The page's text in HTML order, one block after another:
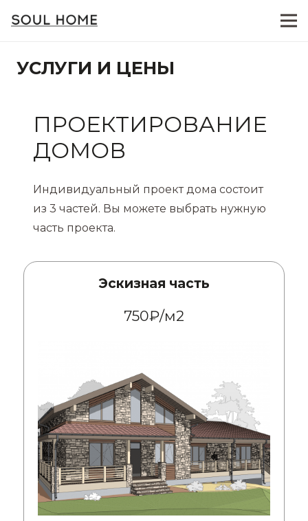
УСЛУГИ И ЦЕНЫ
ПРОЕКТИРОВАНИЕ
ДОМОВ
Индивидуальный проект дома состоит
из 3 частей. Вы можете выбрать нужную
часть проекта.
Эскизная часть
750₽/м2